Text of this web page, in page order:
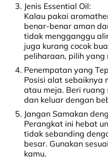
Jenis Essential Oil:
Kalau pakai
benar-benar aman
tidak mengganggu
juga kurang cocok
peliharaan, pilih yang
Penempatan yang
Posisi alat sebaiknya
atau meja. Beri
dan keluar dengan
Jangan Samakan
Perangkat ini hebat
tidak sebanding
besar. Gunakan
kamu.